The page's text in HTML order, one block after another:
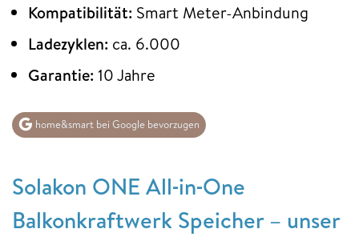
Kompatibilität: Smart Meter-Anbindung
Ladezyklen: ca. 6.000
Garantie: 10 Jahre
home&smart bei Google bevorzugen
Solakon ONE All‑in‑One
Balkonkraftwerk Speicher – unser